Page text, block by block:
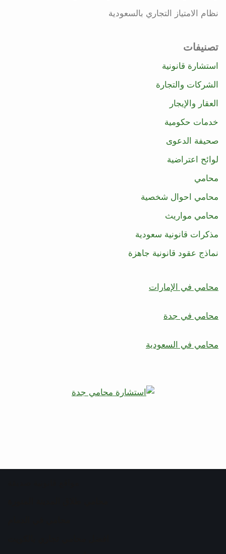
نظام الامتياز التجاري بالسعودية
تصنيفات
استشارة قانونية
الشركات والتجارة
العقار والإيجار
خدمات حكومية
صحيفة الدعوى
لوائح اعتراضية
محامي
محامي احوال شخصية
محامي مواريث
مذكرات قانونية سعودية
نماذج عقود قانونية جاهزة
محامي في الإمارات
محامي في جدة
محامي في السعودية